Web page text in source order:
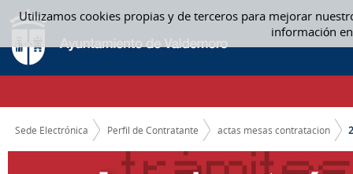
Utilizamos cookies propias y de terceros para mejorar
información
Saltar al contenido
2021 - ACTAS MESAS CONTRATACION
CAMINO DE MIGAS
Sede Electrónica Perfil de Contratante actas mesas contratacion